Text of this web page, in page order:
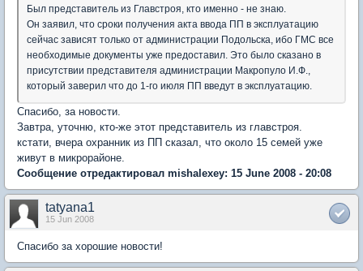
Был представитель из Главстроя, кто именно - не знаю.
Он заявил, что сроки получения акта ввода ПП в эксплуатацию
сейчас зависят только от администрации Подольска, ибо ГМС все
необходимые документы уже предоставил. Это было сказано в
присутствии представителя администрации Макропуло И.Ф.,
который заверил что до 1-го июля ПП введут в эксплуатацию.
Спасибо, за новости.
Завтра, уточню, кто-же этот представитель из главстроя.
кстати, вчера охранник из ПП сказал, что около 15 семей уже
живут в микрорайоне.
Сообщение отредактировал mishalexey: 15 June 2008 - 20:08
tatyana1
15 Jun 2008
Спасибо за хорошие новости!